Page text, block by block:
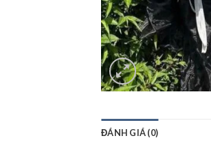
ĐÁNH GIÁ (0)